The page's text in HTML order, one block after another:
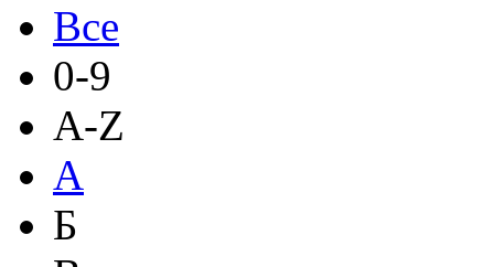
Все
0-9
A-Z
А
Б